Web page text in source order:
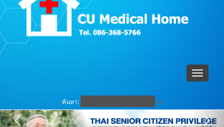
Toggle
ค้นหา: